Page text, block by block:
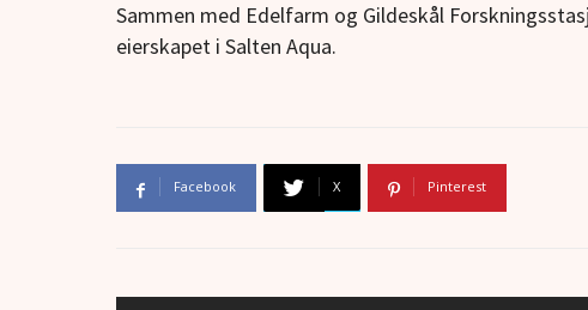
Sammen med Edelfarm og Gildeskål
eierskapet i Salten Aqua.
Facebook X Pinterest